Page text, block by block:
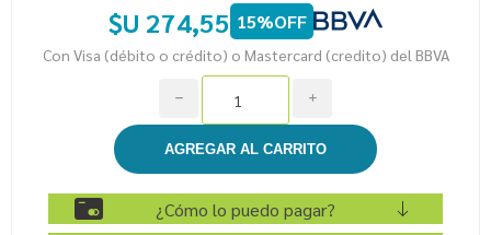
$U 274,55 15%OFF
Con Visa (débito o crédito) o Mastercard (credito) del BBVA
i
h
¿Cómo lo puedo pagar?